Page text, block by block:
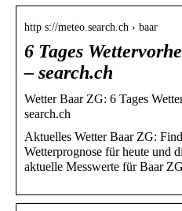
http s://meteo.search.ch › baar
6 Tages
– search.ch
Wetter Baar ZG: 6 Tages
search.ch
Aktuelles Wetter Baar ZG:
Wetterprognose für heute und
aktuelle Messwerte für Baar